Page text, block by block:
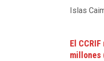
Islas
El
millones